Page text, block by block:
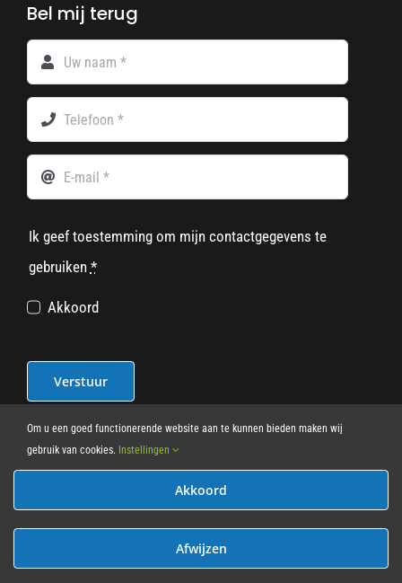
Bel mij terug
Ik geef toestemming om mijn contactgegevens te
gebruiken *
Akkoord
Verstuur
© 2012 - 2026• Leasy Bike • All Rights Reserved • powered
Om u een goed functionerende website aan te kunnen bieden maken wij
gebruik van cookies. Instellingen
Akkoord
Afwijzen